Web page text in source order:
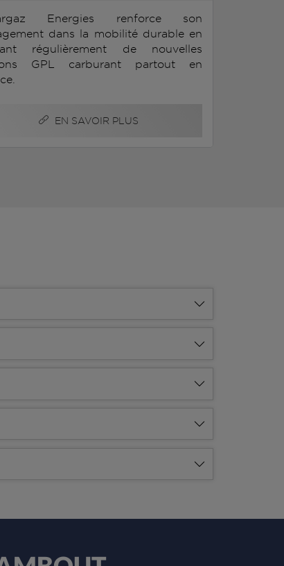
Energies renforce son
dans la mobilité durable en
régulièrement de nouvelles
GPL carburant partout en
EN SAVOIR PLUS